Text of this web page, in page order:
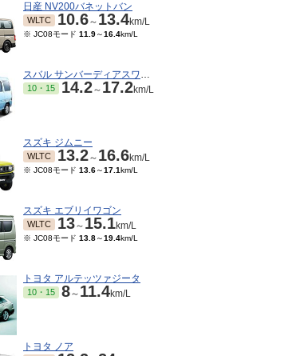
日産 NV200バネットバン
WLTC 10.6～ 13.4km/L
※ JC08モード 11.9～16.4km/L
スバル サンバーディアスワゴン
10・15 14.2～ 17.2km/L
スズキ ジムニー
WLTC 13.2～ 16.6km/L
※ JC08モード 13.6～17.1km/L
スズキ エブリイワゴン
WLTC 13～ 15.1km/L
※ JC08モード 13.8～19.4km/L
トヨタ アルテッツァジータ
10・15 8～ 11.4km/L
トヨタ ノア